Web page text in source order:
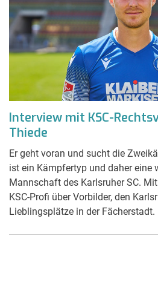
Interview mit KSC-
Thiede
Er geht voran und sucht die
ist ein Kämpfertyp und daher eine
Mannschaft des Karlsruher SC.
KSC-Profi über Vorbilder, den
Lieblingsplätze in der Fächerstadt.